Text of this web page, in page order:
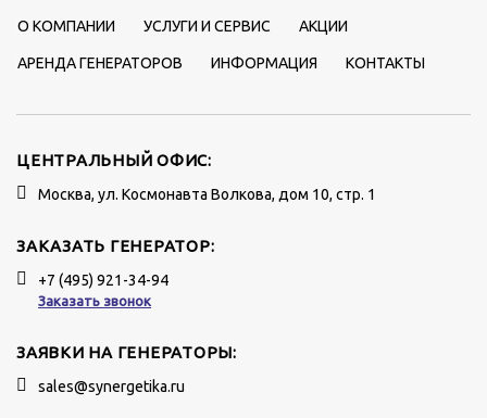
О КОМПАНИИ УСЛУГИ И СЕРВИС АКЦИИ
АРЕНДА ГЕНЕРАТОРОВ ИНФОРМАЦИЯ КОНТАКТЫ
ЦЕНТРАЛЬНЫЙ ОФИС:
Москва, ул. Космонавта Волкова, дом 10, стр. 1
ЗАКАЗАТЬ ГЕНЕРАТОР:
+7 (495) 921-34-94
Заказать звонок
ЗАЯВКИ НА ГЕНЕРАТОРЫ:
sales@synergetika.ru